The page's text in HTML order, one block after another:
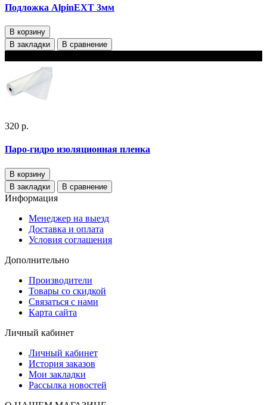
Подложка AlpinEXT 3мм
В корзину
В закладки
В сравнение
320 р.
Паро-гидро изоляционная пленка
В корзину
В закладки
В сравнение
Информация
Менеджер на выезд
Доставка и оплата
Условия соглашения
Дополнительно
Производители
Товары со скидкой
Связаться с нами
Карта сайта
Личный кабинет
Личный кабинет
История заказов
Мои закладки
Рассылка новостей